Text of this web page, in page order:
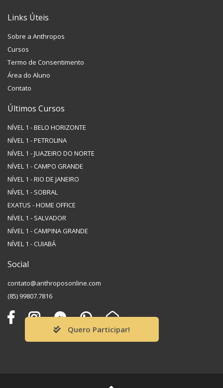
Quero Participar!
Links Úteis
Sobre a Anthropos
Cursos
Termo de Consentimento
Área do Aluno
Contato
Últimos Cursos
NÍVEL 1 - BELO HORIZONTE
NÍVEL 1 - PETROLINA
NÍVEL 1 - JUAZEIRO DO NORTE
NÍVEL 1 - CAMPO GRANDE
NÍVEL 1 - RIO DE JANEIRO
NÍVEL 1 - SOBRAL
EXATUS - HOME OFFICE
NÍVEL 1 - SALVADOR
NÍVEL 1 - CAMPINA GRANDE
NÍVEL 1 - CUIABÁ
Social
contato@anthroposonline.com
(85) 99807.7816